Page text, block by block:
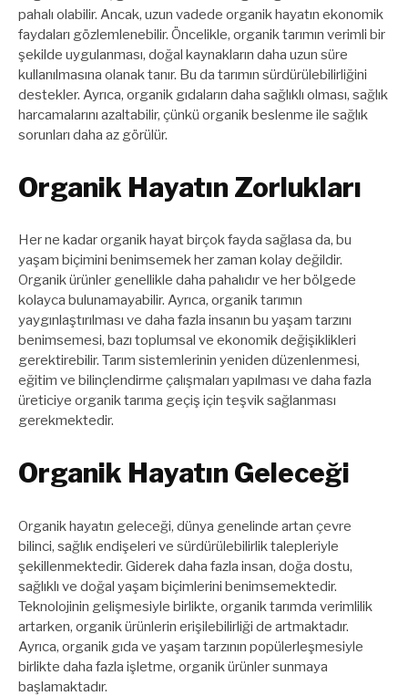
pahalı olabilir. Ancak, uzun vadede organik hayatın ekonomik
faydaları gözlemlenebilir. Öncelikle, organik tarımın verimli bir
şekilde uygulanması, doğal kaynakların daha uzun süre
kullanılmasına olanak tanır. Bu da tarımın sürdürülebilirliğini
destekler. Ayrıca, organik gıdaların daha sağlıklı olması, sağlık
harcamalarını azaltabilir, çünkü organik beslenme ile sağlık
sorunları daha az görülür.
Organik Hayatın Zorlukları
Her ne kadar organik hayat birçok fayda sağlasa da, bu
yaşam biçimini benimsemek her zaman kolay değildir.
Organik ürünler genellikle daha pahalıdır ve her bölgede
kolayca bulunamayabilir. Ayrıca, organik tarımın
yaygınlaştırılması ve daha fazla insanın bu yaşam tarzını
benimsemesi, bazı toplumsal ve ekonomik değişiklikleri
gerektirebilir. Tarım sistemlerinin yeniden düzenlenmesi,
eğitim ve bilinçlendirme çalışmaları yapılması ve daha fazla
üreticiye organik tarıma geçiş için teşvik sağlanması
gerekmektedir.
Organik Hayatın Geleceği
Organik hayatın geleceği, dünya genelinde artan çevre
bilinci, sağlık endişeleri ve sürdürülebilirlik talepleriyle
şekillenmektedir. Giderek daha fazla insan, doğa dostu,
sağlıklı ve doğal yaşam biçimlerini benimsemektedir.
Teknolojinin gelişmesiyle birlikte, organik tarımda verimlilik
artarken, organik ürünlerin erişilebilirliği de artmaktadır.
Ayrıca, organik gıda ve yaşam tarzının popülerleşmesiyle
birlikte daha fazla işletme, organik ürünler sunmaya
başlamaktadır.